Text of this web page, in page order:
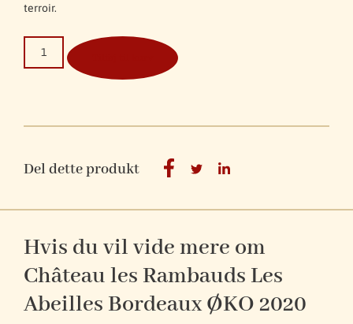
terroir.
Del dette produkt
Hvis du vil vide mere om
Château les Rambauds Les
Abeilles Bordeaux ØKO 2020